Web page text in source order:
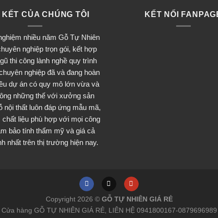
CỦA CHÚNG TÔI
nhiều năm Gỗ Tự Nhiên
nghiệp trọn gói, kết hợp
thi công lành nghề quy trình
nghiệp đã và đang hoàn
dự án có quy mô lớn vừa và
những thế với xưởng sản
nội thất luôn đáp ứng mẫu mã,
liệu phù hợp với mọi công
bảo tính thẩm mỹ và giá cả
nhất trên thị trường hiện nay.
KẾT NỐI
Copyright 2026 © GỖ TỰ NHIÊN GIÁ RẺ
Cửa hàng GỖ TỰ NHIÊN GIÁ RẺ, LIÊN HỆ 0941800167-0879696989